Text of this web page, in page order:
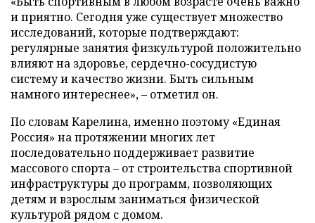
и приятно. Сегодня уже существует множество
исследований, которые подтверждают:
регулярные занятия физкультурой положительно
влияют на здоровье, сердечно-сосудистую
систему и качество жизни. Быть сильным
намного интереснее», – отметил он.
По словам Карелина, именно поэтому «Единая
Россия» на протяжении многих лет
последовательно поддерживает развитие
массового спорта – от строительства спортивной
инфраструктуры до программ, позволяющих
детям и взрослым заниматься физической
культурой рядом с домом.